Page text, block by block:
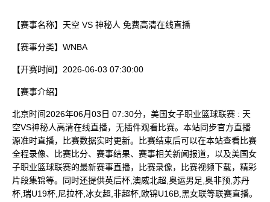
【赛事名称】 天空 VS 神秘人 免费高清在线直播
【赛事分类】 WNBA
【开赛时间】 2026-06-03 07:30:00
【赛事介绍】
北京时间2026年06月03日 07:30分，美国女子职业篮球联赛 : 天
空VS神秘人高清在线直播，无插件观看比赛。本站同步官方直播
源准时直播，比赛数据实时更新。比赛结束后可以在本站查看比赛
全程录像、比赛比分、赛事结果、赛事相关新闻报道，以及美国女
子职业篮球联赛的最新赛事直播，比赛录像，比赛视频下载，精彩
片段集锦等。同时还提供英后杯,澳威北超,奥运男足,奥非预,苏丹
杯,瑞U19杯,尼拉杯,冰女超,非超杯,欧锦U16B,黑女联等联赛直播。